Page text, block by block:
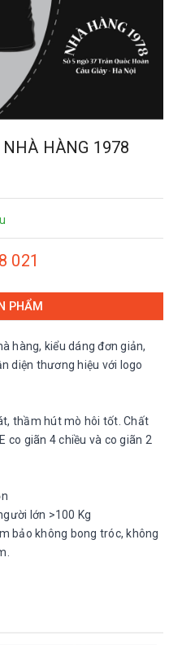
HÀNG 1978
021
PHẨM
hàng, kiểu dáng đơn giản,
diện thương hiệu với logo
thầm hút mò hôi tốt. Chất
co giãn 4 chiều và co giãn 2
lớn >100 Kg
bảo không bong tróc, không